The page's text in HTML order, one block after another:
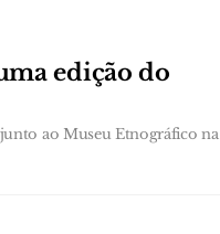
edição do
ao Museu Etnográfico na